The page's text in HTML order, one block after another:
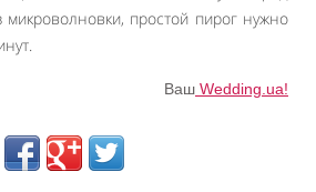
микроволновки, простой пирог нужно
Ваш Wedding.ua!